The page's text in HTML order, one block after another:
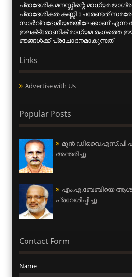
പ്രാദേശിക മനസ്സിന്റെ മാധ്യമ
പ്രാദേശികത കണ്ണി ചേരേണ്ടത്
സാര്‍വ്വദേശീയതയിലേക്കാണ് എന്ന
ഇലക്‌ട്രോണിക് മാധ്യമ രംഗത്തെ
ഞങ്ങള്‍ക്ക് പ്രചോദനമാകുന്നത്
Links
Advertise with Us
Popular Posts
മുന്‍ ഡിവൈ.എസ്.പി
അന്തരിച്ചു
എം.എ.ബേബിയെ
പ്രവേശിപ്പിച്ചു
Contact Form
Name